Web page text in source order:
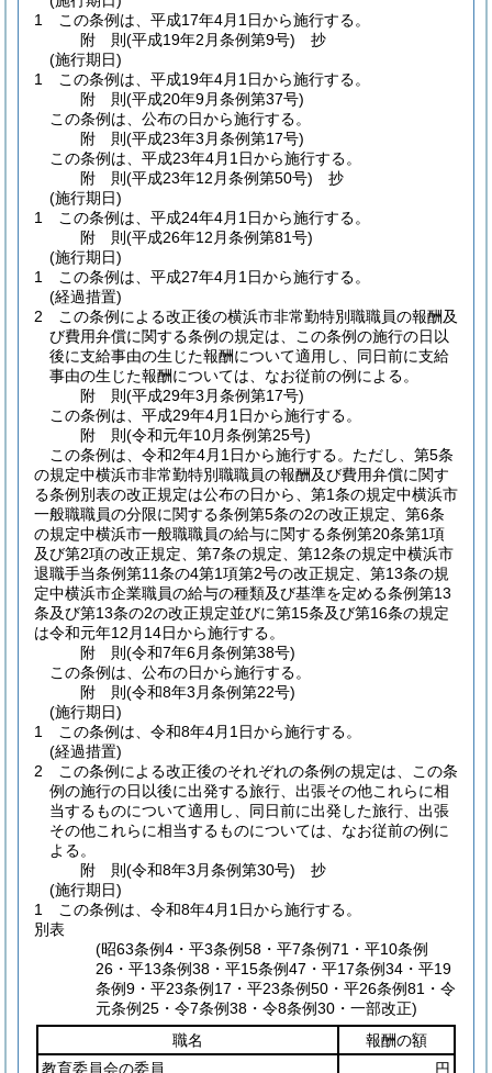
1
この条例は、平成17年4月1日から施行する。
附 則(平成19年2月条例第9号) 抄
(施行期日)
1
この条例は、平成19年4月1日から施行する。
附 則(平成20年9月条例第37号)
この条例は、公布の日から施行する。
附 則(平成23年3月条例第17号)
この条例は、平成23年4月1日から施行する。
附 則(平成23年12月条例第50号) 抄
(施行期日)
1
この条例は、平成24年4月1日から施行する。
附 則(平成26年12月条例第81号)
(施行期日)
1
この条例は、平成27年4月1日から施行する。
(経過措置)
2
この条例による改正後の横浜市非常勤特別職職員の報酬及
び費用弁償に関する条例の規定は、この条例の施行の日以
後に支給事由の生じた報酬について適用し、同日前に支給
事由の生じた報酬については、なお従前の例による。
附 則(平成29年3月条例第17号)
この条例は、平成29年4月1日から施行する。
附 則(令和元年10月条例第25号)
この条例は、令和2年4月1日から施行する。 ただし、第5条
の規定中横浜市非常勤特別職職員の報酬及び費用弁償に関す
る条例別表の改正規定は公布の日から、第1条の規定中横浜市
一般職職員の分限に関する条例第5条の2の改正規定、第6条
の規定中横浜市一般職職員の給与に関する条例第20条第1項
及び第2項の改正規定、第7条の規定、第12条の規定中横浜市
退職手当条例第11条の4第1項第2号の改正規定、第13条の規
定中横浜市企業職員の給与の種類及び基準を定める条例第13
条及び第13条の2の改正規定並びに第15条及び第16条の規定
は令和元年12月14日から施行する。
附 則(令和7年6月条例第38号)
この条例は、公布の日から施行する。
附 則(令和8年3月条例第22号)
(施行期日)
1
この条例は、令和8年4月1日から施行する。
(経過措置)
2
この条例による改正後のそれぞれの条例の規定は、この条
例の施行の日以後に出発する旅行、出張その他これらに相
当するものについて適用し、同日前に出発した旅行、出張
その他これらに相当するものについては、なお従前の例に
よる。
附 則(令和8年3月条例第30号) 抄
(施行期日)
1
この条例は、令和8年4月1日から施行する。
別表
(昭63条例4・平3条例58・平7条例71・平10条例
26・平13条例38・平15条例47・平17条例34・平19
条例9・平23条例17・平23条例50・平26条例81・令
元条例25・令7条例38・令8条例30・一部改正)
職名
報酬の額
教育委員会の委員
円